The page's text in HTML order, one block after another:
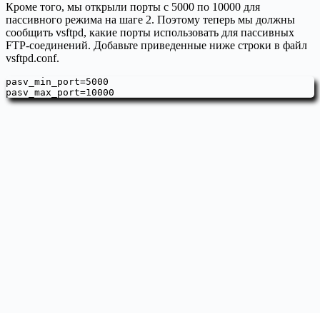
Кроме того, мы открыли порты с 5000 по 10000 для
пассивного режима на шаге 2. Поэтому теперь мы должны
сообщить vsftpd, какие порты использовать для пассивных
FTP-соединений. Добавьте приведенные ниже строки в файл
vsftpd.conf.
pasv_min_port=5000
pasv_max_port=10000